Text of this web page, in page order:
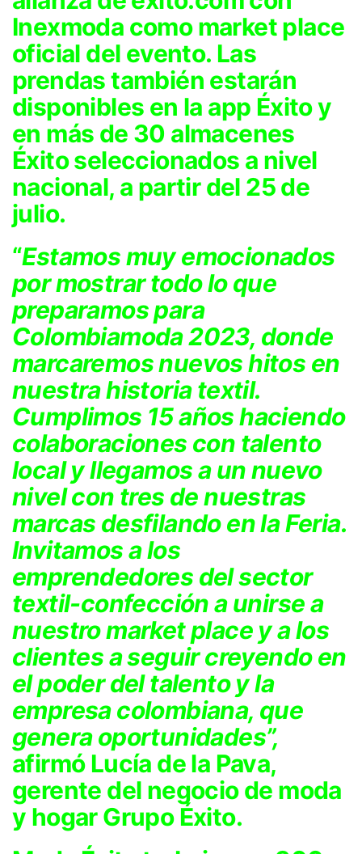
Inexmoda como market place
oficial del evento. Las
prendas también estarán
disponibles en la app Éxito y
en más de 30 almacenes
Éxito seleccionados a nivel
nacional, a partir del 25 de
julio.
“Estamos muy emocionados
por mostrar todo lo que
preparamos para
Colombiamoda 2023, donde
marcaremos nuevos hitos en
nuestra historia textil.
Cumplimos 15 años haciendo
colaboraciones con talento
local y llegamos a un nuevo
nivel con tres de nuestras
marcas desfilando en la Feria.
Invitamos a los
emprendedores del sector
textil-confección a unirse a
nuestro market place y a los
clientes a seguir creyendo en
el poder del talento y la
empresa colombiana, que
genera oportunidades”,
afirmó Lucía de la Pava,
gerente del negocio de moda
y hogar Grupo Éxito.